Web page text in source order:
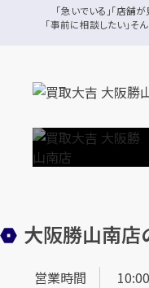
「急いでいる」「店舗
「事前に相談したい」そ
大阪勝山南店
営業時間